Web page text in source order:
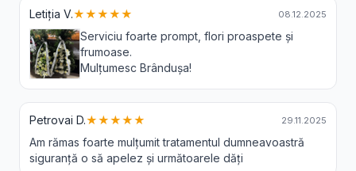
Letiția V.★★★★★ 08.12.2025
Serviciu foarte prompt, flori proaspete și
frumoase.
Mulțumesc Brândușa!
Petrovai D.★★★★★ 29.11.2025
Am rămas foarte mulțumit tratamentul dumneavoastră
siguranță o să apelez și următoarele dăți